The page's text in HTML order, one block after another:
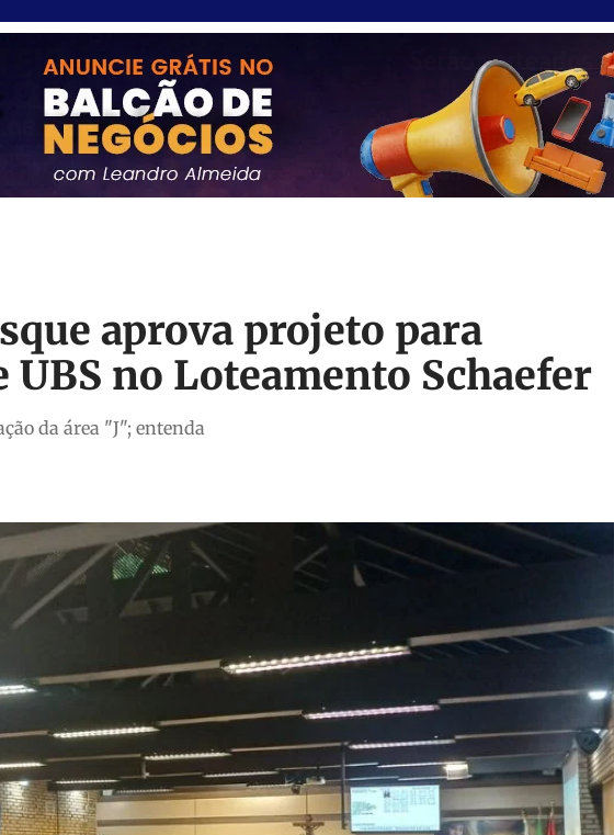
aprova projeto para
UBS no Loteamento Schaefer
da área "J"; entenda